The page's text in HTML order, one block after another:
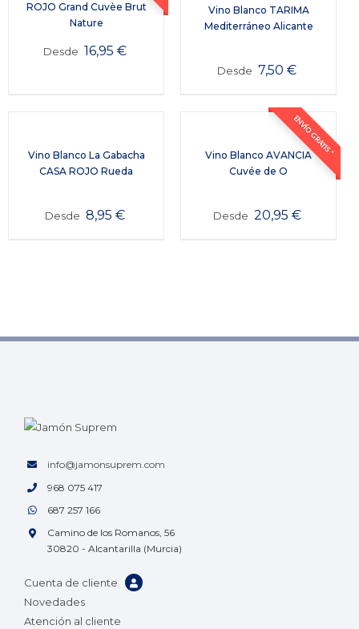
ROJO Grand Cuvèe Brut
Nature
Desde 16,95 €
Vino Blanco TARIMA
Mediterráneo Alicante
Desde 7,50€
Vino Blanco La Gabacha
CASA ROJO Rueda
Desde 8,95 €
ENVÍO GRATIS *
Vino Blanco AVANCIA
Cuvée de O
Desde 20,95 €
info@jamonsuprem.com
968 075 417
687 257 166
Camino de los Romanos, 56
30820 - Alcantarilla (Murcia)
Cuenta de cliente
Novedades
Atención al cliente